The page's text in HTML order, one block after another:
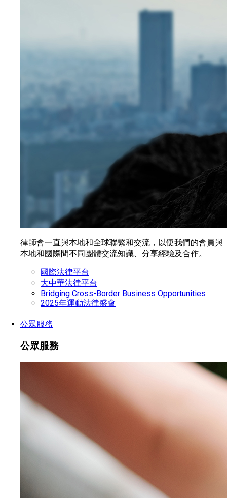
律師會一直與本地和全球聯繫和交流，以便我們的會員與
本地和國際間不同團體交流知識、分享經驗及合作。
國際法律平台
大中華法律平台
Bridging Cross-Border Business Opportunities
2025年運動法律盛會
公眾服務
公眾服務